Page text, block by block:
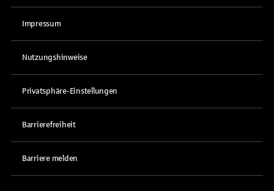
Impressum
Nutzungshinweise
Privatsphäre-Einstellungen
Barrierefreiheit
Barriere melden